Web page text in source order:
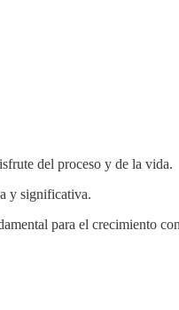
del proceso y de la vida.
y significativa.
para el crecimiento